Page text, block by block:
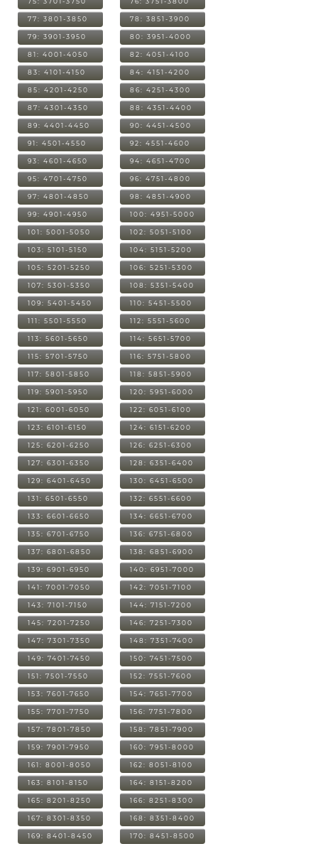
77: 3801-3850 78: 3851-3900
79: 3901-3950 80: 3951-4000
81: 4001-4050 82: 4051-4100
83: 4101-4150 84: 4151-4200
85: 4201-4250 86: 4251-4300
87: 4301-4350 88: 4351-4400
89: 4401-4450 90: 4451-4500
91: 4501-4550 92: 4551-4600
93: 4601-4650 94: 4651-4700
95: 4701-4750 96: 4751-4800
97: 4801-4850 98: 4851-4900
99: 4901-4950 100: 4951-5000
101: 5001-5050 102: 5051-5100
103: 5101-5150 104: 5151-5200
105: 5201-5250 106: 5251-5300
107: 5301-5350 108: 5351-5400
109: 5401-5450 110: 5451-5500
111: 5501-5550 112: 5551-5600
113: 5601-5650 114: 5651-5700
115: 5701-5750 116: 5751-5800
117: 5801-5850 118: 5851-5900
119: 5901-5950 120: 5951-6000
121: 6001-6050 122: 6051-6100
123: 6101-6150 124: 6151-6200
125: 6201-6250 126: 6251-6300
127: 6301-6350 128: 6351-6400
129: 6401-6450 130: 6451-6500
131: 6501-6550 132: 6551-6600
133: 6601-6650 134: 6651-6700
135: 6701-6750 136: 6751-6800
137: 6801-6850 138: 6851-6900
139: 6901-6950 140: 6951-7000
141: 7001-7050 142: 7051-7100
143: 7101-7150 144: 7151-7200
145: 7201-7250 146: 7251-7300
147: 7301-7350 148: 7351-7400
149: 7401-7450 150: 7451-7500
151: 7501-7550 152: 7551-7600
153: 7601-7650 154: 7651-7700
155: 7701-7750 156: 7751-7800
157: 7801-7850 158: 7851-7900
159: 7901-7950 160: 7951-8000
161: 8001-8050 162: 8051-8100
163: 8101-8150 164: 8151-8200
165: 8201-8250 166: 8251-8300
167: 8301-8350 168: 8351-8400
169: 8401-8450 170: 8451-8500